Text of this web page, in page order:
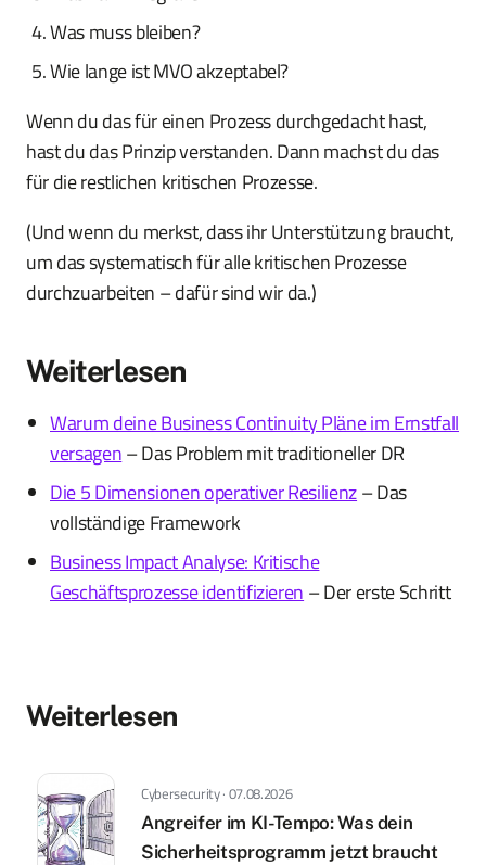
Was muss bleiben?
Wie lange ist MVO akzeptabel?
Wenn du das für einen Prozess durchgedacht hast,
hast du das Prinzip verstanden. Dann machst du das
für die restlichen kritischen Prozesse.
(Und wenn du merkst, dass ihr Unterstützung braucht,
um das systematisch für alle kritischen Prozesse
durchzuarbeiten – dafür sind wir da.)
Weiterlesen
Warum deine Business Continuity Pläne im Ernstfall
versagen– Das Problem mit traditioneller DR
Die 5 Dimensionen operativer Resilienz– Das
vollständige Framework
Business Impact Analyse: Kritische
Geschäftsprozesse identifizieren – Der erste Schritt
Weiterlesen
Cybersecurity · 07.08.2026
Angreifer im KI-Tempo: Was dein
Sicherheitsprogramm jetzt braucht